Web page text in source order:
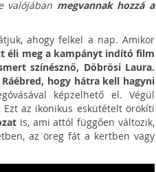
valójában megvannak hozzá a
ahogy felkel a nap. Amikor
éli meg a kampányt indító film
színésznő, Döbrösi Laura.
Ráébred, hogy hátra kell hagyni
képzelhető el. Végül
Ezt az ikonikus eskütételt örökíti
is, ami attól függően változik,
az öreg fát a kertben vagy